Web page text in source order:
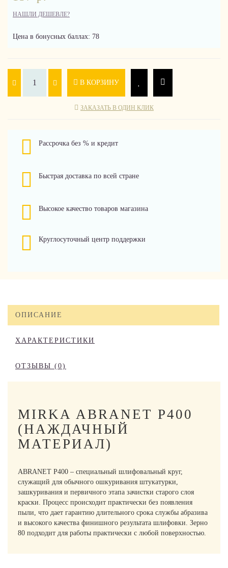
НАШЛИ ДЕШЕВЛЕ?
Цена в бонусных баллах: 78
В КОРЗИНУ
ЗАКАЗАТЬ В ОДИН КЛИК
Рассрочка без % и кредит
Быстрая доставка по всей стране
Высокое качество товаров магазина
Круглосуточный центр поддержки
ОПИСАНИЕ
ХАРАКТЕРИСТИКИ
ОТЗЫВЫ (0)
MIRKA ABRANET P400
(НАЖДАЧНЫЙ
МАТЕРИАЛ)
ABRANET P400 – специальный шлифовальный круг,
служащий для обычного ошкуривания штукатурки,
зашкуривания и первичного этапа зачистки старого слоя
краски. Процесс происходит практически без появления
пыли, что дает гарантию длительного срока службы абразива
и высокого качества финишного результата шлифовки. Зерно
80 подходит для работы практически с любой поверхностью.